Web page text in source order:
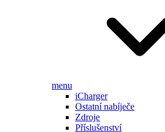
menu
iCharger
Ostatní nabíječe
Zdroje
Příslušenství